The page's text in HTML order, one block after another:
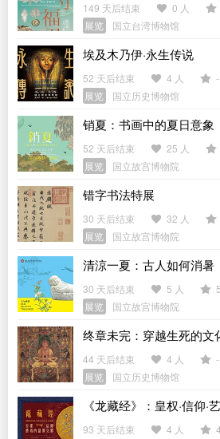
149 天后结束 0 人
展览
国立台湾博物馆
埃及木乃伊·永生传说
52 天后结束 4 人
-
展览
国立历史博物馆
销夏：书画中的夏日意象
52 天后结束 25 人
展览
国立故宫博物院
错字书法特展
30 天后结束 32 人
展览
国立故宫博物院
清涼一夏：古人如何消暑
30 天后结束 5 人
5
展览
国立故宫博物院
终章未完：穿越生死的文
44 天后结束 4 人
-
展览
国立历史博物馆
《龙藏经》：皇权·信仰·
93 天后结束 4 人
4